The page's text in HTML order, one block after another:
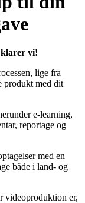
vi!
lige fra
produkt med dit
e-learning,
reportage og
med en
både i land- og
videoproduktion er,